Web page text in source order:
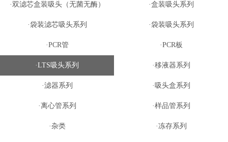
·双滤芯盒装吸头（无菌无酶） ·盒装吸头系列
·袋装滤芯吸头系列 ·袋装吸头系列
·PCR管 ·PCR板
·LTS吸头系列 ·移液器系列
·滤器系列 ·吸头盒系列
·离心管系列 ·样品管系列
·杂类 ·冻存系列